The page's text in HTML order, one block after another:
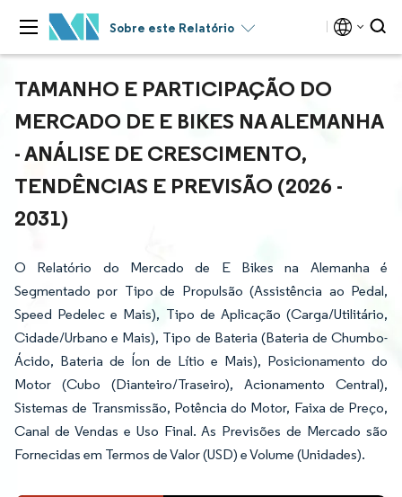
Sobre este Relatório
TAMANHO E PARTICIPAÇÃO DO
MERCADO DE E BIKES NA ALEMANHA
- ANÁLISE DE CRESCIMENTO,
TENDÊNCIAS E PREVISÃO (2026 -
2031)
O Relatório do Mercado de E Bikes na Alemanha é
Segmentado por Tipo de Propulsão (Assistência ao Pedal,
Speed Pedelec e Mais), Tipo de Aplicação (Carga/Utilitário,
Cidade/Urbano e Mais), Tipo de Bateria (Bateria de Chumbo-
Ácido, Bateria de Íon de Lítio e Mais), Posicionamento do
Motor (Cubo (Dianteiro/Traseiro), Acionamento Central),
Sistemas de Transmissão, Potência do Motor, Faixa de Preço,
Canal de Vendas e Uso Final. As Previsões de Mercado são
Fornecidas em Termos de Valor (USD) e Volume (Unidades).